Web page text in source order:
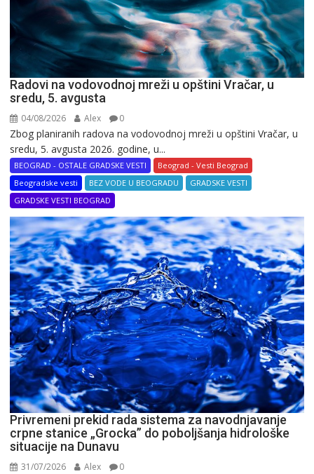
Radovi na vodovodnoj mreži u opštini Vračar, u
sredu, 5. avgusta
04/08/2026 Alex 0
Zbog planiranih radova na vodovodnoj mreži u opštini Vračar, u
sredu, 5. avgusta 2026. godine, u...
BEOGRAD - OSTALE GRADSKE VESTI
Beograd - Vesti Beograd
Beogradske vesti
BEZ VODE U BEOGRADU
GRADSKE VESTI
GRADSKE VESTI BEOGRAD
Privremeni prekid rada sistema za navodnjavanje
crpne stanice „Grocka” do poboljšanja hidrološke
situacije na Dunavu
31/07/2026 Alex 0